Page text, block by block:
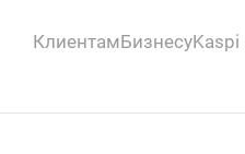
КлиентамБизнесуKaspi